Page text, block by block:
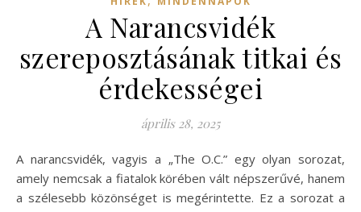
A Narancsvidék
szereposztásának titkai és
érdekességei
április 28, 2025
A narancsvidék, vagyis a „The O.C.” egy olyan sorozat,
amely nemcsak a fiatalok körében vált népszerűvé, hanem
a szélesebb közönséget is megérintette. Ez a sorozat a